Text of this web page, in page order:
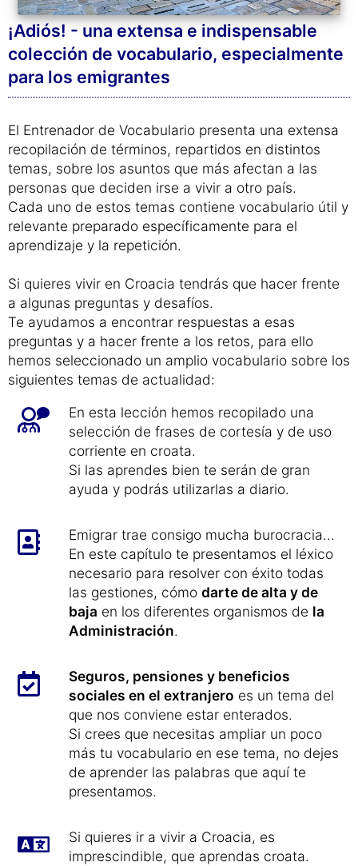
¡Adiós! - una extensa e indispensable
colección de vocabulario, especialmente
para los emigrantes
El Entrenador de Vocabulario presenta una extensa
recopilación de términos, repartidos en distintos
temas, sobre los asuntos que más afectan a las
personas que deciden irse a vivir a otro país.
Cada uno de estos temas contiene vocabulario útil y
relevante preparado específicamente para el
aprendizaje y la repetición.
Si quieres vivir en Croacia tendrás que hacer frente
a algunas preguntas y desafíos.
Te ayudamos a encontrar respuestas a esas
preguntas y a hacer frente a los retos, para ello
hemos seleccionado un amplio vocabulario sobre los
siguientes temas de actualidad:
En esta lección hemos recopilado una
selección de frases de cortesía y de uso
corriente en croata.
Si las aprendes bien te serán de gran
ayuda y podrás utilizarlas a diario.
Emigrar trae consigo mucha burocracia...
En este capítulo te presentamos el léxico
necesario para resolver con éxito todas
las gestiones, cómo darte de alta y de
baja en los diferentes organismos de la
Administración.
Seguros, pensiones y beneficios
sociales en el extranjero es un tema del
que nos conviene estar enterados.
Si crees que necesitas ampliar un poco
más tu vocabulario en ese tema, no dejes
de aprender las palabras que aquí te
presentamos.
Si quieres ir a vivir a Croacia, es
imprescindible, que aprendas croata.